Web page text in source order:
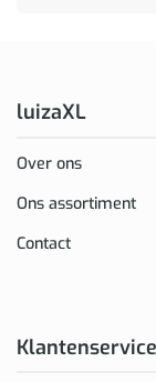
luizaXL
Over ons
Ons assortiment
Contact
Klantenservice